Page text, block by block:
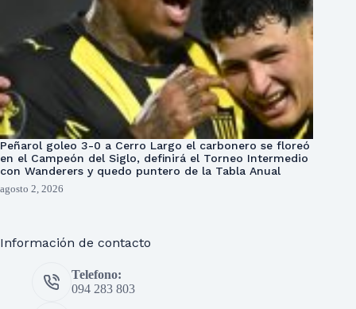
Peñarol goleo 3-0 a Cerro Largo el carbonero se floreó
en el Campeón del Siglo, definirá el Torneo Intermedio
con Wanderers y quedo puntero de la Tabla Anual
agosto 2, 2026
Información de contacto
Telefono:
094 283 803